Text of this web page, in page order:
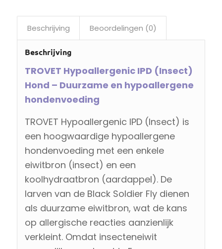
Beschrijving Beoordelingen (0)
Beschrijving
TROVET Hypoallergenic IPD (Insect)
Hond – Duurzame en hypoallergene
hondenvoeding
TROVET Hypoallergenic IPD (Insect) is
een hoogwaardige hypoallergene
hondenvoeding met een enkele
eiwitbron (insect) en een
koolhydraatbron (aardappel). De
larven van de Black Soldier Fly dienen
als duurzame eiwitbron, wat de kans
op allergische reacties aanzienlijk
verkleint. Omdat insecteneiwit